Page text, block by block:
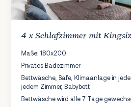
4 xSchlafzimmer mit
Maße: 180x200
Privates Badezimmer
Bettwäsche, Safe, Klimaanlage in
jedem Zimmer, Babybett
Bettwäsche wird alle 7 Tage